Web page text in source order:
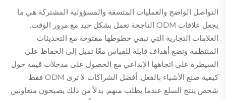
التواصل الواضح والعمليات المتسقة والمسؤولية المشتركة هي ما
يجعل علاقات ODM الناجحة تعمل بشكل جيد مع مرور الوقت.
العلامات التجارية التي تبقي خطوطها مفتوحة مع التحديثات
المنتظمة وتضع أهداف قابلة للقياس معًا تميل إلى الحفاظ على
السيطرة على اتجاهها الإبداعي مع الحصول على مدخلات قيمة حول
كيفية صنع الأشياء بالفعل. أفضل الشراكات لا ترى ODM فقط
شخص ينتج السلع عندما يطلب منهم. بدلاً من ذلك يصبحون متعاونين